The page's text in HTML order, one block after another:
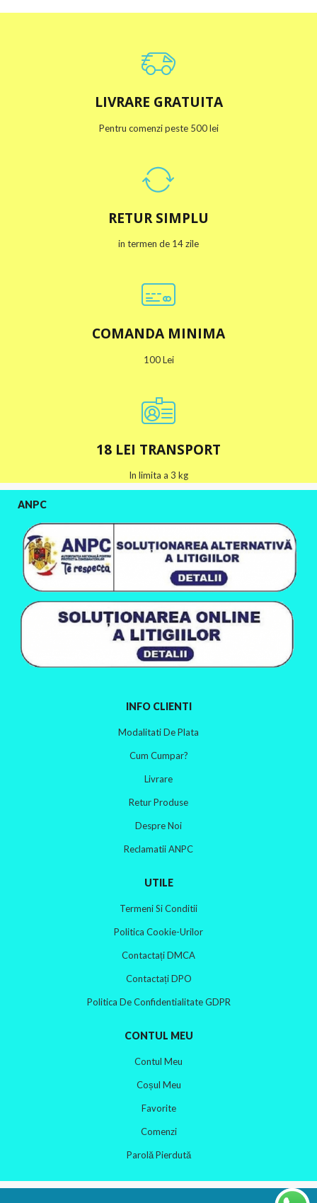
LIVRARE GRATUITA
Pentru comenzi peste 500 lei
RETUR SIMPLU
in termen de 14 zile
COMANDA MINIMA
100 Lei
18 LEI TRANSPORT
In limita a 3 kg
ANPC
INFO CLIENTI
Modalitati De Plata
Cum Cumpar?
Livrare
Retur Produse
Despre Noi
Reclamatii ANPC
UTILE
Termeni Si Conditii
Politica Cookie-Urilor
Contactați DMCA
Contactați DPO
Politica De Confidentialitate GDPR
CONTUL MEU
Contul Meu
Coșul Meu
Favorite
Comenzi
Parolă Pierdută